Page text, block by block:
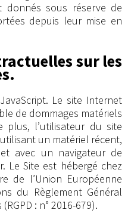
sous réserve de
depuis leur mise en
sur les
Le site Internet
de dommages matériels
plus, l’utilisateur du site
un matériel récent,
avec un navigateur de
Le Site est hébergé chez
de l’Union Européenne
du Règlement Général
: n° 2016-679).